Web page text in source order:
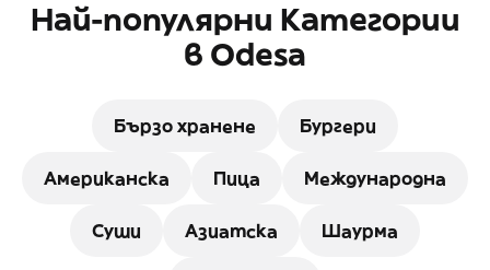
Най-популярни Категории
в Odesa
Бързо хранене Бургери
Американска Пица Международна
Суши Азиатска Шаурма